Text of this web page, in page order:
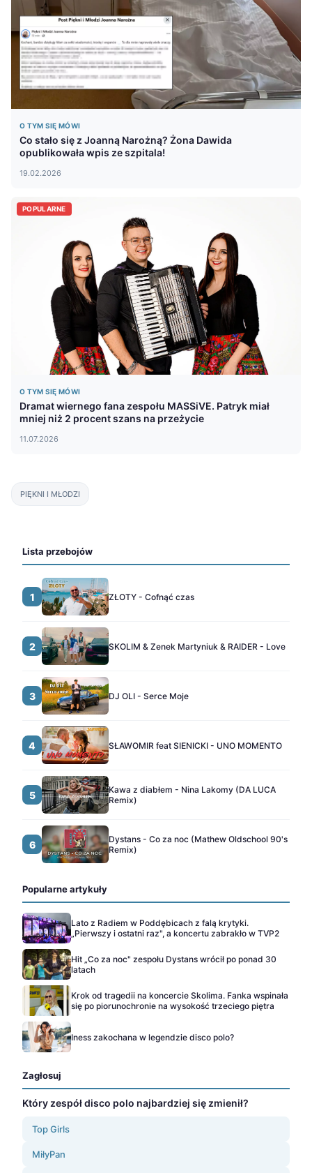
O TYM SIĘ MÓWI
Co stało się z Joanną Narożną? Żona Dawida
opublikowała wpis ze szpitala!
19.02.2026
POPULARNE
O TYM SIĘ MÓWI
Dramat wiernego fana zespołu MASSiVE. Patryk miał
mniej niż 2 procent szans na przeżycie
11.07.2026
PIĘKNI I MŁODZI
Lista przebojów
1 ZŁOTY - Cofnąć czas
2 SKOLIM & Zenek Martyniuk & RAIDER - Love
3 DJ OLI - Serce Moje
4 SŁAWOMIR feat SIENICKI - UNO MOMENTO
5
Kawa z diabłem - Nina Lakomy (DA LUCA
Remix)
6
Dystans - Co za noc (Mathew Oldschool 90's
Remix)
Popularne artykuły
Lato z Radiem w Poddębicach z falą krytyki.
„Pierwszy i ostatni raz", a koncertu zabrakło w TVP2
Hit „Co za noc" zespołu Dystans wrócił po ponad 30
latach
Krok od tragedii na koncercie Skolima. Fanka wspinała
się po piorunochronie na wysokość trzeciego piętra
Iness zakochana w legendzie disco polo?
Zagłosuj
Który zespół disco polo najbardziej się zmienił?
Top Girls
MiłyPan